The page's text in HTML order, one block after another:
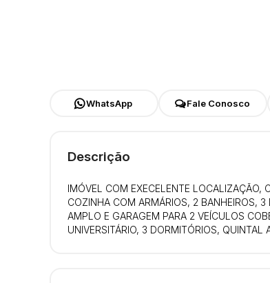
WhatsApp Fale Conosco
Descrição
IMÓVEL COM EXECELENTE LOCALIZAÇÃO,
COZINHA COM ARMÁRIOS, 2 BANHEIROS, 3
AMPLO E GARAGEM PARA 2 VEÍCULOS
UNIVERSITÁRIO, 3 DORMITÓRIOS,